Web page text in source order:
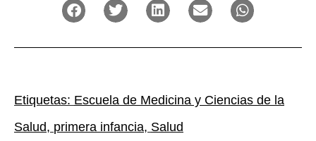
Etiquetas: Escuela de Medicina y Ciencias de la
Salud, primera infancia, Salud